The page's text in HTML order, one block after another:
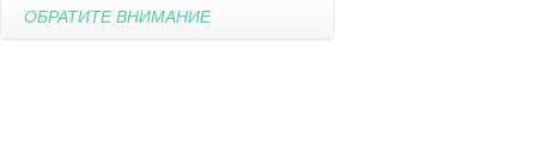
ОБРАТИТЕ ВНИМАНИЕ